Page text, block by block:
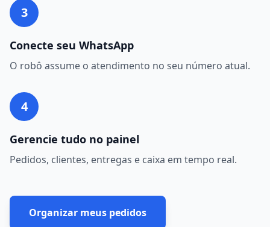
3
Conecte seu WhatsApp
O robô assume o atendimento no seu número atual.
4
Gerencie tudo no painel
Pedidos, clientes, entregas e caixa em tempo real.
Organizar meus pedidos